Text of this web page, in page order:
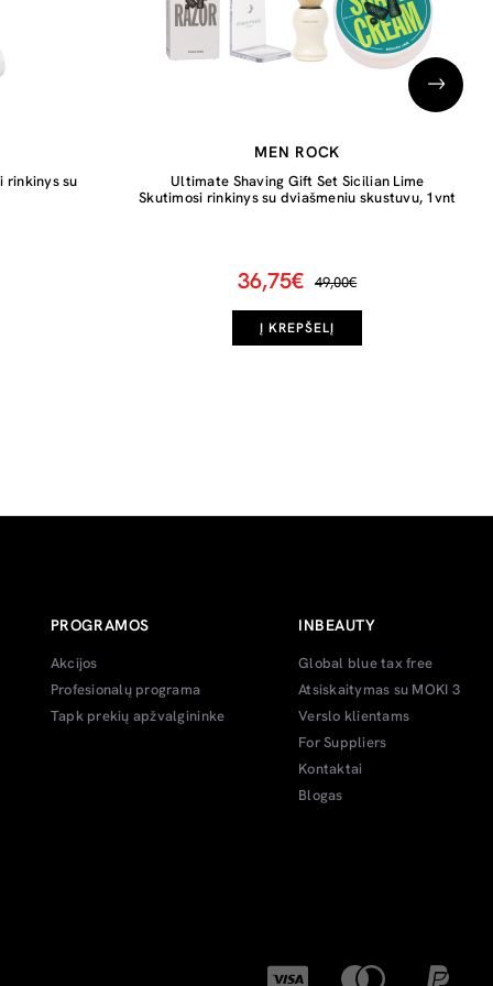
rinkinys su
MEN ROCK
Ultimate Shaving Gift Set Sicilian Lime
Skutimosi rinkinys su dviašmeniu skustuvu, 1vnt
36,75€ 49,00€
Į KREPŠELĮ
PROGRAMOS
Akcijos
Profesionalų programa
Tapk prekių apžvalgininke
INBEAUTY
Global blue tax free
Atsiskaitymas su MOKI 3
Verslo klientams
For Suppliers
Kontaktai
Blogas